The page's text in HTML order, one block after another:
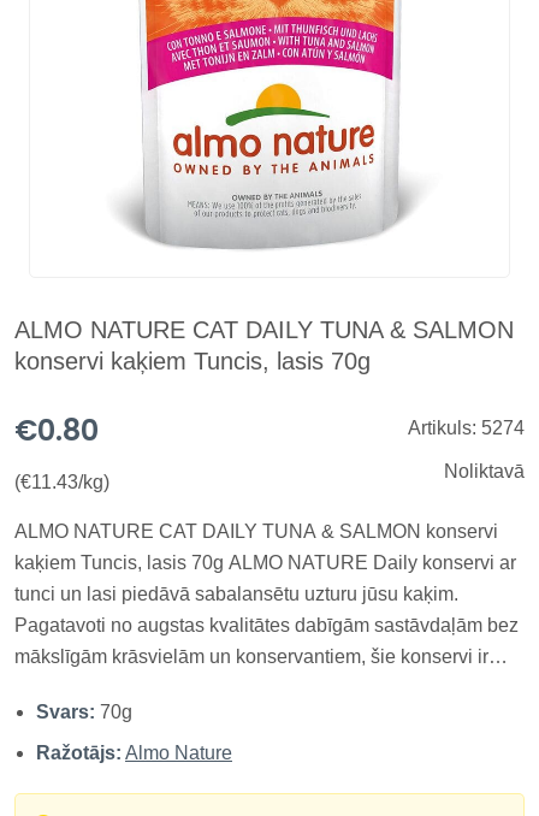
ALMO NATURE CAT DAILY TUNA & SALMON
konservi kaķiem Tuncis, lasis 70g
€0.80
(€11.43/kg)
Artikuls: 5274
Noliktavā
ALMO NATURE CAT DAILY TUNA & SALMON konservi
kaķiem Tuncis, lasis 70g ALMO NATURE Daily konservi ar
tunci un lasi piedāvā sabalansētu uzturu jūsu kaķim.
Pagatavoti no augstas kvalitātes dabīgām sastāvdaļām bez
mākslīgām krāsvielām un konservantiem, šie konservi ir
Tunča un laša gaļa gardai un veselīgai maltītei Bez
mākslīgām krāsvielām un kons...
Svars: 70g
Ražotājs: Almo Nature